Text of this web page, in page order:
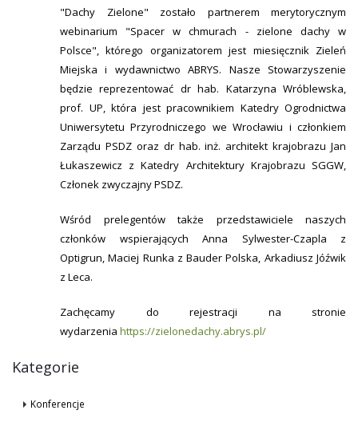
"Dachy Zielone" zostało partnerem merytorycznym
webinarium "Spacer w chmurach - zielone dachy w
Polsce", którego organizatorem jest miesięcznik Zieleń
Miejska i wydawnictwo ABRYS. Nasze Stowarzyszenie
będzie reprezentować dr hab. Katarzyna Wróblewska,
prof. UP, która jest pracownikiem Katedry Ogrodnictwa
Uniwersytetu Przyrodniczego we Wrocławiu i członkiem
Zarządu PSDZ oraz dr hab. inż. architekt krajobrazu Jan
Łukaszewicz z Katedry Architektury Krajobrazu SGGW,
Członek zwyczajny PSDZ.
Wśród prelegentów także przedstawiciele naszych
członków wspierających Anna Sylwester-Czapla z
Optigrun, Maciej Runka z Bauder Polska, Arkadiusz Jóźwik
z Leca.
Zachęcamy do rejestracji na stronie
wydarzenia https://zielonedachy.abrys.pl/
Kategorie
Konferencje